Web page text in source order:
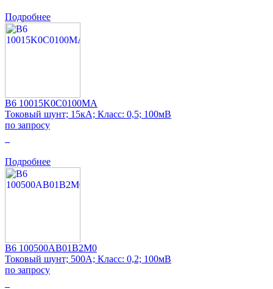
Подробнее
B6 10015K0C0100MA
Токовый шунт; 15кА; Класс: 0,5; 100мВ
по запросу
Подробнее
B6 100500AB01B2M0
Токовый шунт; 500А; Класс: 0,2; 100мВ
по запросу